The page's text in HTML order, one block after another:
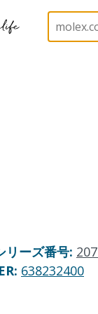
Presses and
リーズ番号:
: 638232400